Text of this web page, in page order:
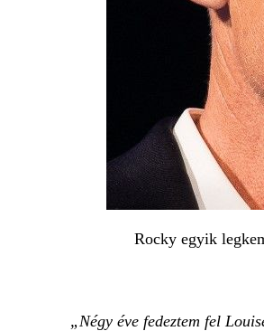
Rocky egyik
„Négy éve fedeztem fel